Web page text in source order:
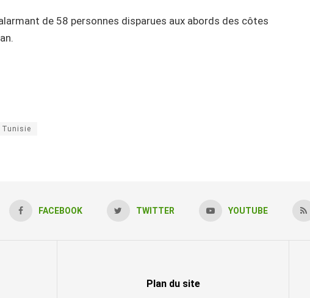
de 58 personnes disparues aux abords des côtes
Tunisie
FACEBOOK TWITTER YOUTUBE
Plan du site